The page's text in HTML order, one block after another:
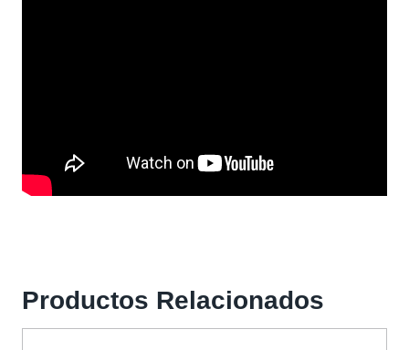
Productos Relacionados